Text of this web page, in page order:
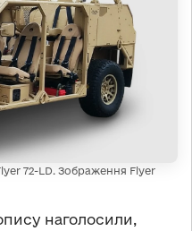
72-LD. Зображення Flyer
наголосили,